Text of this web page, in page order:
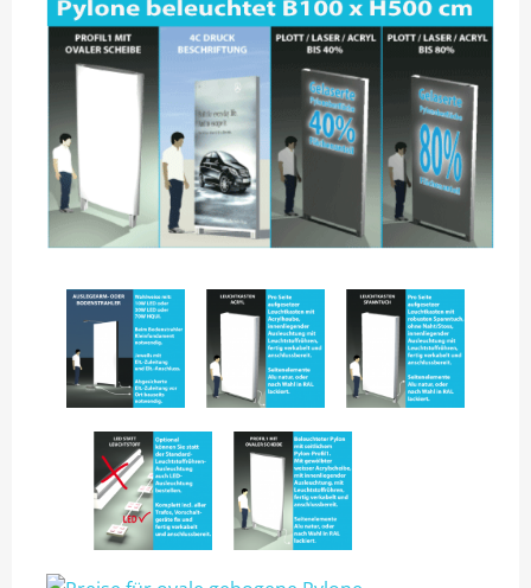
TIP9 GELASERTES ACRYL
TIP10 SYSTEMFERTIGUNG
TIP11 ALLES ROSTFREI!
TIP12 DAS FUNDAMENT.
TIP13 DIE MONTAGE.
LEASING
PYLONE B100CM
PYLONE B125CM
PYLONE B150CM
PYLONE B200CM